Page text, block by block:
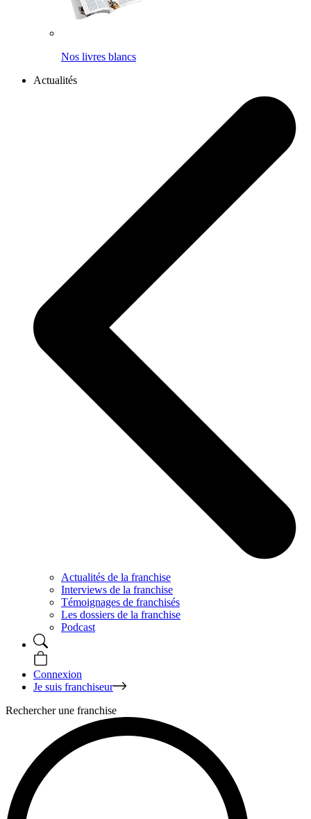
Nos livres blancs
Actualités
Actualités de la franchise
Interviews de la franchise
Témoignages de franchisés
Les dossiers de la franchise
Podcast
Connexion
Je suis franchiseur
Rechercher une franchise